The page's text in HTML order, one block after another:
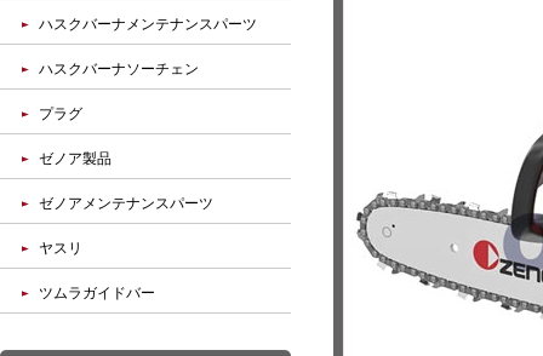
ハスクバーナメンテナンスパーツ
ハスクバーナソーチェン
プラグ
ゼノア製品
ゼノアメンテナンスパーツ
ヤスリ
ツムラガイドバー